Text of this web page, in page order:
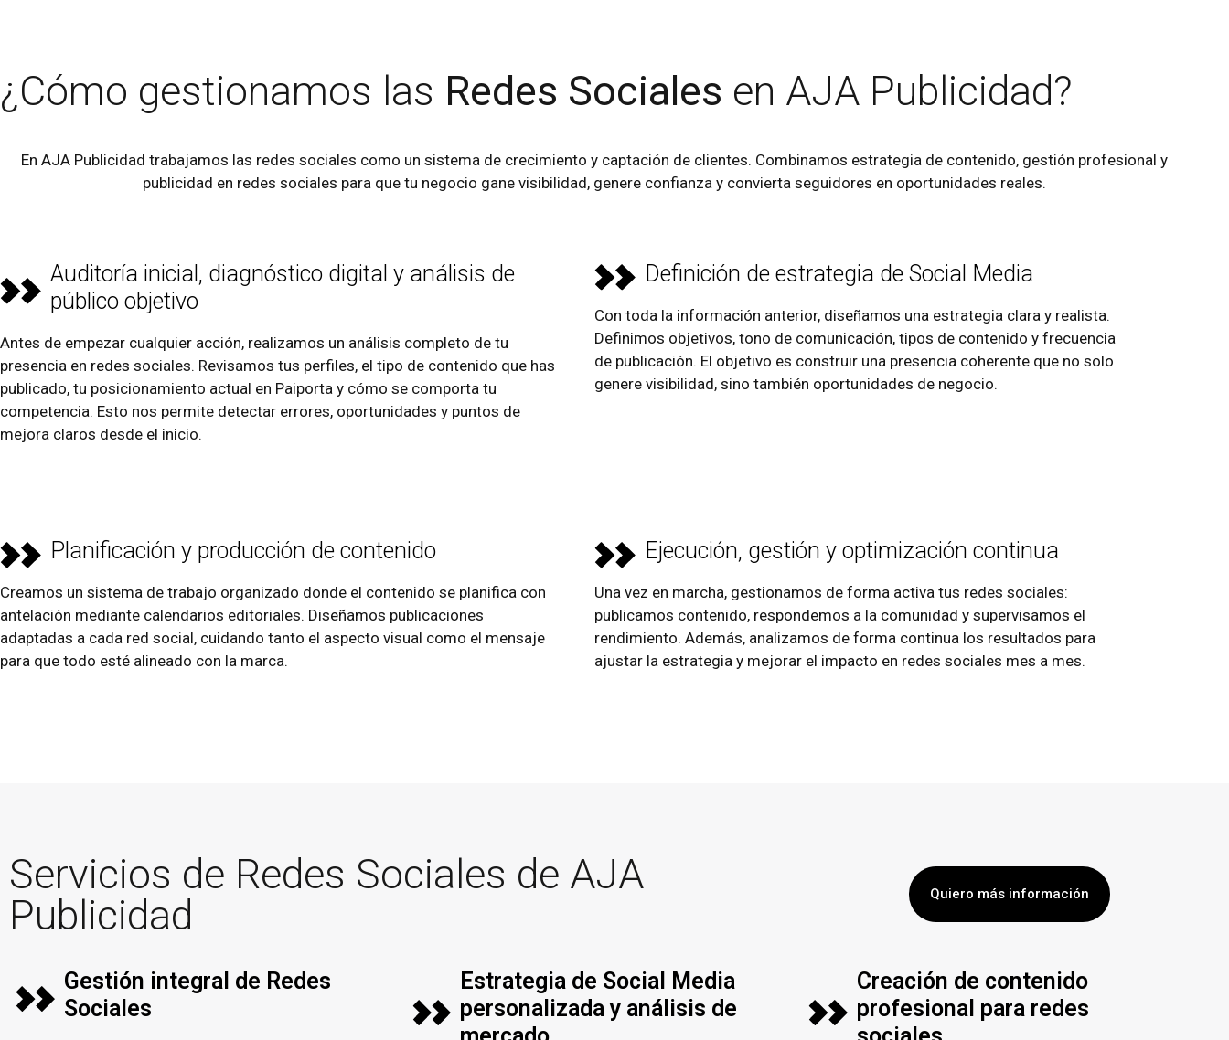
¿Cómo gestionamos las Redes Sociales en AJA Publicidad?
En AJA Publicidad trabajamos las redes sociales como un sistema de crecimiento y captación de clientes. Combinamos estrategia de contenido, gestión profesional y
publicidad en redes sociales para que tu negocio gane visibilidad, genere confianza y convierta seguidores en oportunidades reales.
Auditoría inicial, diagnóstico digital y análisis de
público objetivo
Antes de empezar cualquier acción, realizamos un análisis completo de tu
presencia en redes sociales. Revisamos tus perfiles, el tipo de contenido que has
publicado, tu posicionamiento actual en Paiporta y cómo se comporta tu
competencia. Esto nos permite detectar errores, oportunidades y puntos de
mejora claros desde el inicio.
Definición de estrategia de Social Media
Con toda la información anterior, diseñamos una estrategia clara y realista.
Definimos objetivos, tono de comunicación, tipos de contenido y frecuencia
de publicación. El objetivo es construir una presencia coherente que no solo
genere visibilidad, sino también oportunidades de negocio.
Planificación y producción de contenido
Creamos un sistema de trabajo organizado donde el contenido se planifica con
antelación mediante calendarios editoriales. Diseñamos publicaciones
adaptadas a cada red social, cuidando tanto el aspecto visual como el mensaje
para que todo esté alineado con la marca.
Ejecución, gestión y optimización continua
Una vez en marcha, gestionamos de forma activa tus redes sociales:
publicamos contenido, respondemos a la comunidad y supervisamos el
rendimiento. Además, analizamos de forma continua los resultados para
ajustar la estrategia y mejorar el impacto en redes sociales mes a mes.
Servicios de Redes Sociales de AJA
Publicidad
Quiero más información
Gestión integral de Redes
Sociales
Estrategia de Social Media
personalizada y análisis de
Creación de contenido
profesional para redes